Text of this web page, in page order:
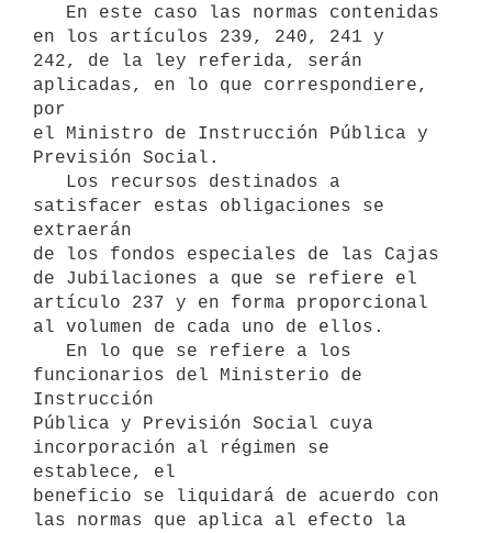
en los artículos 239, 240, 241 y
242, de la ley referida, serán
aplicadas, en lo que correspondiere,
por
el Ministro de Instrucción Pública y
Previsión Social.
satisfacer estas obligaciones se
extraerán
de los fondos especiales de las Cajas
de Jubilaciones a que se refiere el
artículo 237 y en forma proporcional
al volumen de cada uno de ellos.
funcionarios del Ministerio de
Instrucción
Pública y Previsión Social cuya
incorporación al régimen se
establece, el
beneficio se liquidará de acuerdo con
las normas que aplica al efecto la